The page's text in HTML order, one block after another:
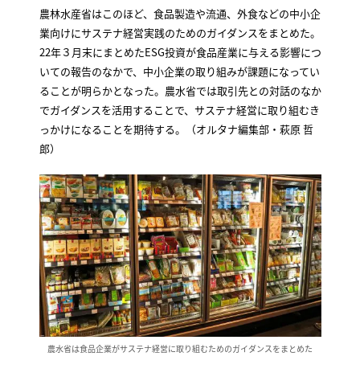
農林水産省はこのほど、食品製造や流通、外食などの中小企
業向けにサステナ経営実践のためのガイダンスをまとめた。
22年３月末にまとめたESG投資が食品産業に与える影響につ
いての報告のなかで、中小企業の取り組みが課題になってい
ることが明らかとなった。農水省では取引先との対話のなか
でガイダンスを活用することで、サステナ経営に取り組むき
っかけになることを期待する。（オルタナ編集部・萩原 哲
郎）
農水省は食品企業がサステナ経営に取り組むためのガイダンスをまとめた